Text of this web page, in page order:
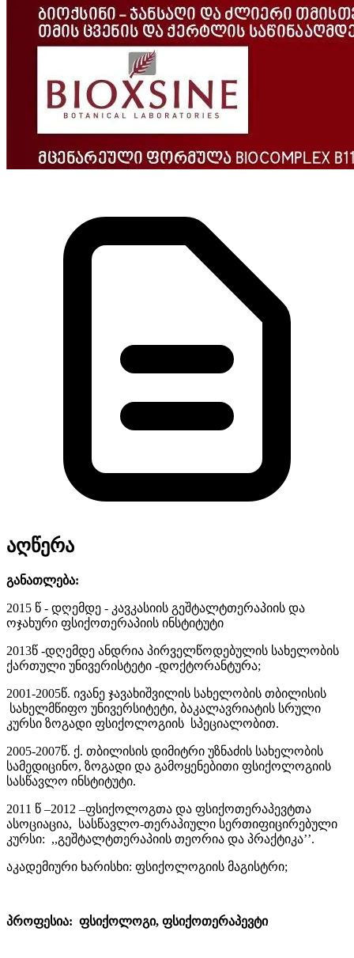
აღწერა
განათლება:
2015 წ - დღემდე - კავკასიის გეშტალტთერაპიის და
ოჯახური ფსიქოთერაპიის ინსტიტუტი
2013წ -დღემდე ანდრია პირველწოდებულის სახელობის
ქართული უნივერისტეტი -დოქტორანტურა;
2001-2005წ. ივანე ჯავახიშვილის სახელობის თბილისის
სახელმწიფო უნივერსიტეტი, ბაკალავრიატის სრული
კურსი ზოგადი ფსიქოლოგიის სპეციალობით.
2005-2007წ. ქ. თბილისის დიმიტრი უზნაძის სახელობის
სამედიცინო, ზოგადი და გამოყენებითი ფსიქოლოგიის
სასწავლო ინსტიტუტი.
2011 წ –2012 –ფსიქოლოგთა და ფსიქოთერაპევტთა
ასოციაცია, სასწავლო-თერაპიული სერთიფიცირებული
კურსი: ,,გეშტალტთერაპიის თეორია და პრაქტიკა’’.
აკადემიური ხარისხი: ფსიქოლოგიის მაგისტრი;
პროფესია: ფსიქოლოგი, ფსიქოთერაპევტი